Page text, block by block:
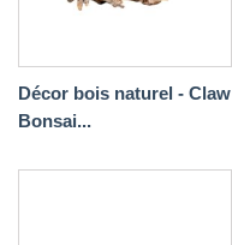
Décor bois naturel - Claw
Bonsai...